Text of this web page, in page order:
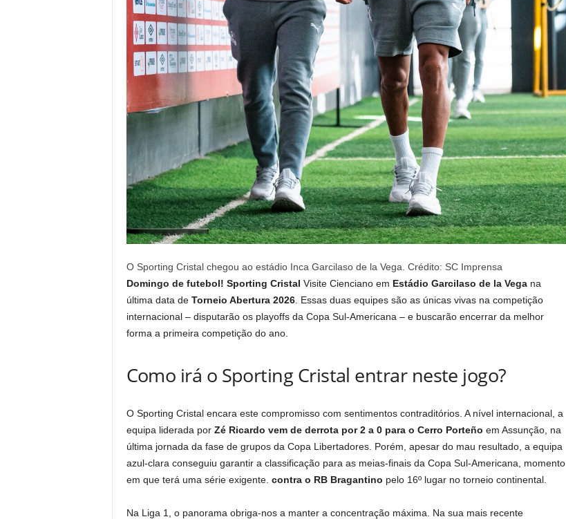
O Sporting Cristal chegou ao estádio Inca Garcilaso de la Vega. Crédito: SC Imprensa
Domingo de futebol! Sporting Cristal Visite Cienciano em Estádio Garcilaso de la Vega na
última data de Torneio Abertura 2026. Essas duas equipes são as únicas vivas na competição
internacional – disputarão os playoffs da Copa Sul-Americana – e buscarão encerrar da melhor
forma a primeira competição do ano.
Como irá o Sporting Cristal entrar neste jogo?
O Sporting Cristal encara este compromisso com sentimentos contraditórios. A nível internacional, a
equipa liderada por Zé Ricardo vem de derrota por 2 a 0 para o Cerro Porteño em Assunção, na
última jornada da fase de grupos da Copa Libertadores. Porém, apesar do mau resultado, a equipa
azul-clara conseguiu garantir a classificação para as meias-finais da Copa Sul-Americana, momento
em que terá uma série exigente. contra o RB Bragantino pelo 16º lugar no torneio continental.
Na Liga 1, o panorama obriga-nos a manter a concentração máxima. Na sua mais recente